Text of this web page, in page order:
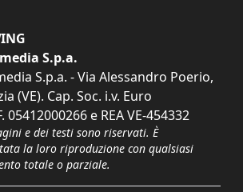
S.p.a.
S.p.a. - Via Alessandro Poerio,
(VE). Cap. Soc. i.v. Euro
05412000266 e REA VE-454332
e dei testi sono riservati. È
la loro riproduzione con qualsiasi
totale o parziale.